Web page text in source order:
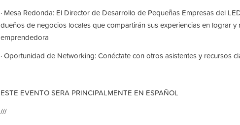
· Mesa Redonda: El Director de Desarrollo de Pequeñas Empresas del
dueños de negocios locales que compartirán sus experiencias en lograr y
emprendedora
· Oportunidad de Networking: Conéctate con otros asistentes y recursos
ESTE EVENTO SERA PRINCIPALMENTE EN ESPAÑOL
///